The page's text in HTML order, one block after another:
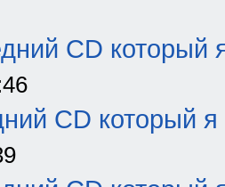
CD который
CD который я